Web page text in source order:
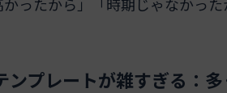
ンプレートが雑すぎる：